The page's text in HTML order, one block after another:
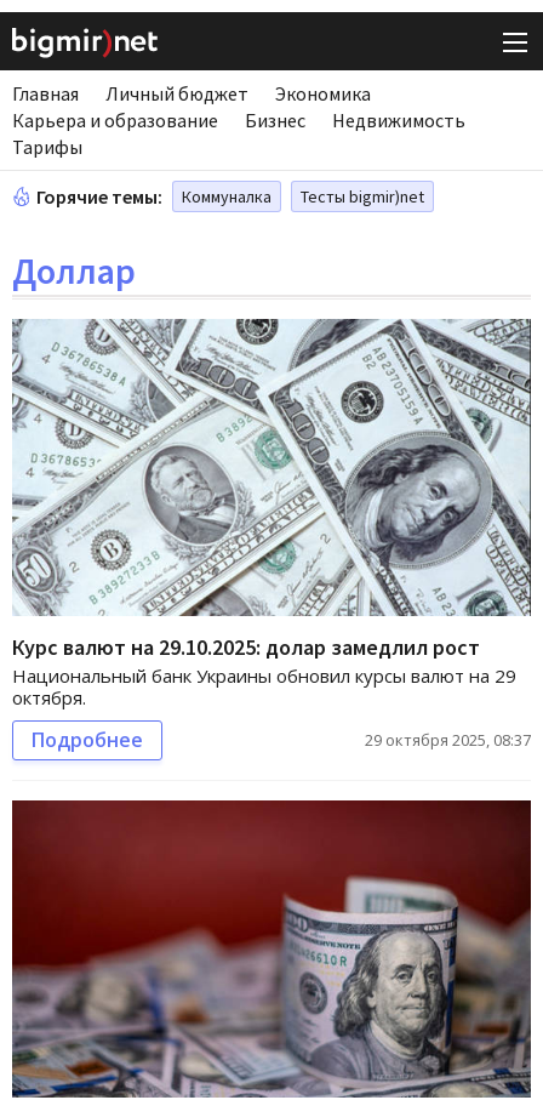
Главная Личный бюджет
Экономика
Карьера и образование
Бизнес
Недвижимость
Тарифы
Горячие темы: Коммуналка Тесты bigmir)net
Доллар
Курс валют на 29.10.2025: долар замедлил рост
Национальный банк Украины обновил курсы валют на 29
октября.
Подробнее 29 октября 2025, 08:37